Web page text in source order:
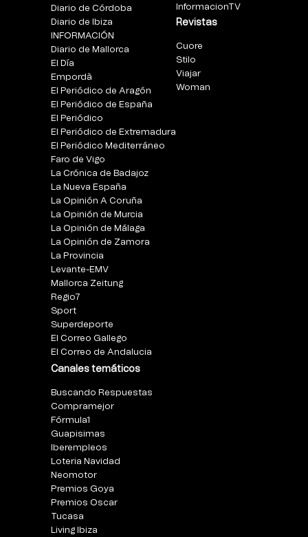
Diario de Córdoba
Diario de Ibiza
INFORMACIÓN
Diario de Mallorca
El Día
Empordà
El Periódico de Aragón
El Periódico de España
El Periódico
El Periódico de Extremadura
El Periódico Mediterráneo
Faro de Vigo
La Crónica de Badajoz
La Nueva España
La Opinión A Coruña
La Opinión de Murcia
La Opinión de Málaga
La Opinión de Zamora
La Provincia
Levante-EMV
Mallorca Zeitung
Regio7
Sport
Superdeporte
El Correo Gallego
El Correo de Andalucia
Canales temáticos
Buscando Respuestas
Compramejor
Fórmula1
Guapisimas
Iberempleos
Loteria Navidad
Neomotor
Premios Goya
Premios Oscar
Tucasa
Living Ibiza
InformacionTV
Revistas
Cuore
Stilo
Viajar
Woman